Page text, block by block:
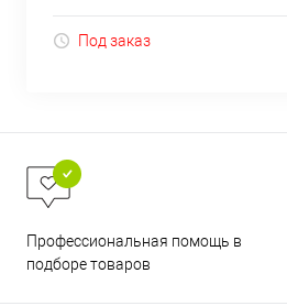
Под заказ
Профессиональная помощь в
подборе товаров